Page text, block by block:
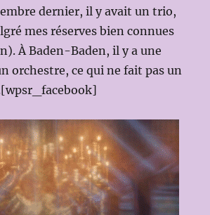
dernier, il y avait un trio,
mes réserves bien connues
À Baden-Baden, il y a une
orchestre, ce qui ne fait pas un